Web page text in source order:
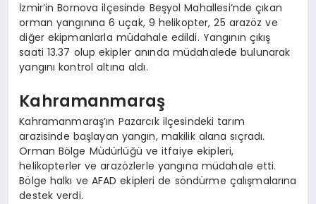
İzmir’in Bornova ilçesinde Beşyol Mahallesi’nde çıkan
orman yangınına 6 uçak, 9 helikopter, 25 arazöz ve
diğer ekipmanlarla müdahale edildi. Yangının çıkış
saati 13.37 olup ekipler anında müdahalede bulunarak
yangını kontrol altına aldı.
Kahramanmaraş
Kahramanmaraş’ın Pazarcık ilçesindeki tarım
arazisinde başlayan yangın, makilik alana sıçradı.
Orman Bölge Müdürlüğü ve itfaiye ekipleri,
helikopterler ve arazözlerle yangına müdahale etti.
Bölge halkı ve AFAD ekipleri de söndürme çalışmalarına
destek verdi.